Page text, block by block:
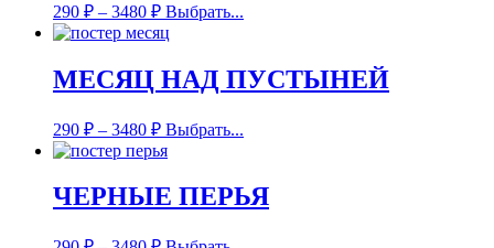
290 ₽ – 3480 ₽ Выбрать...
МЕСЯЦ НАД ПУСТЫНЕЙ
290 ₽ – 3480 ₽ Выбрать...
ЧЕРНЫЕ ПЕРЬЯ